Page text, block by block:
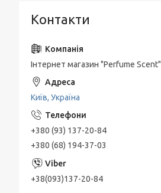
Контакти
Інтернет магазин "Perfume Scent"
Київ, Україна
+380 (93) 137-20-84
+380 (68) 194-37-03
+38(093)137-20-84